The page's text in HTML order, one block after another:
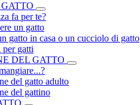
fa per te?
un gatto
gatto in casa o un cucciolo di gatto
gatti
DEL GATTO
del gatto adulto
del gattino